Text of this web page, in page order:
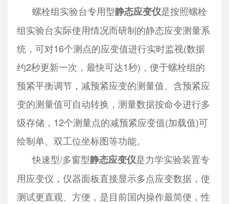
螺栓组实验台专用型静态应变仪是按照螺栓
组实验台实际使用情况而研制的静态应变测量系
统，可对16个测点的应变值进行实时监视(数据
约2秒更新一次，最快可达1秒)，便于螺栓组的
预紧平衡调节，减预紧应变的测量值、含预紧应
变的测量值可自动转换，测量数据按命令进行多
级存储，12个测量点的减预紧应变值(加载值)可
绘制单、双工位坐标图等功能。
快速型/多窗型静态应变仪是力学实验装置专
用应变仪，仪器面板直接显示多点应变数据，使
测试更直观、方便，是目前国内操作最简便，性